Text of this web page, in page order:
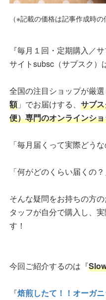
（※記載の価格は記事作成時の
『毎月１回・定期購入／
サイトsubsc（サブスク）
全国の注目ショップが厳
額」でお届けする、 サブ
便）専門のオンラインシ
「毎月届くって実際どう
「何がどのくらい届くの
そんな疑問をお持ちの方
タッフが自分で購入し、
す！
今回ご紹介するのは『
『焙煎したて！！オーガ